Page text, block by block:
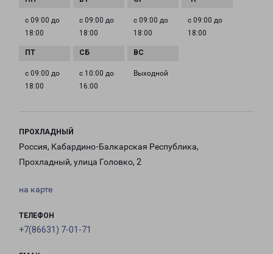
с 09:00 до
18:00
с 09:00 до
18:00
с 09:00 до
18:00
с 09:00 до
18:00
с 09:00 до
18:00
с 10:00 до
16:00
Выходной
ПРОХЛАДНЫЙ
Россия, Кабардино-Балкарская Республика,
Прохладный, улица Головко, 2
на карте
ТЕЛЕФОН
+7(86631) 7-01-71